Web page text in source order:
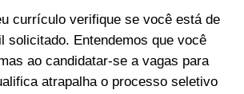
currículo verifique se você está de
solicitado. Entendemos que você
ao candidatar-se a vagas para
atrapalha o processo seletivo